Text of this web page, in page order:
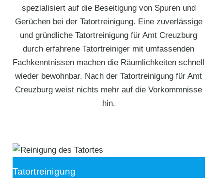
spezialisiert auf die Beseitigung von Spuren und
Gerüchen bei der Tatortreinigung. Eine zuverlässige
und gründliche Tatortreinigung für Amt Creuzburg
durch erfahrene Tatortreiniger mit umfassenden
Fachkenntnissen machen die Räumlichkeiten schnell
wieder bewohnbar. Nach der Tatortreinigung für Amt
Creuzburg weist nichts mehr auf die Vorkommnisse
hin.
Tatortreinigung